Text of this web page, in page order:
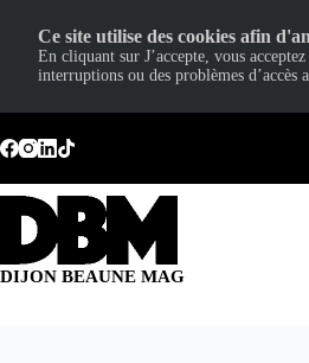
au
contenu
DIJON BEAUNE MAG
Ce site utilise des cookies afin
En cliquant sur J’accepte, vous
interruptions ou des problèmes d’accès